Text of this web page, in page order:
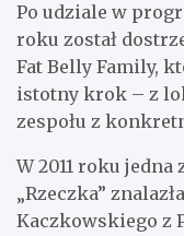
Po udziale w
roku został
Fat Belly Family,
istotny krok – z
zespołu z
W 2011 roku
„Rzeczka”
Kaczkowskiego z